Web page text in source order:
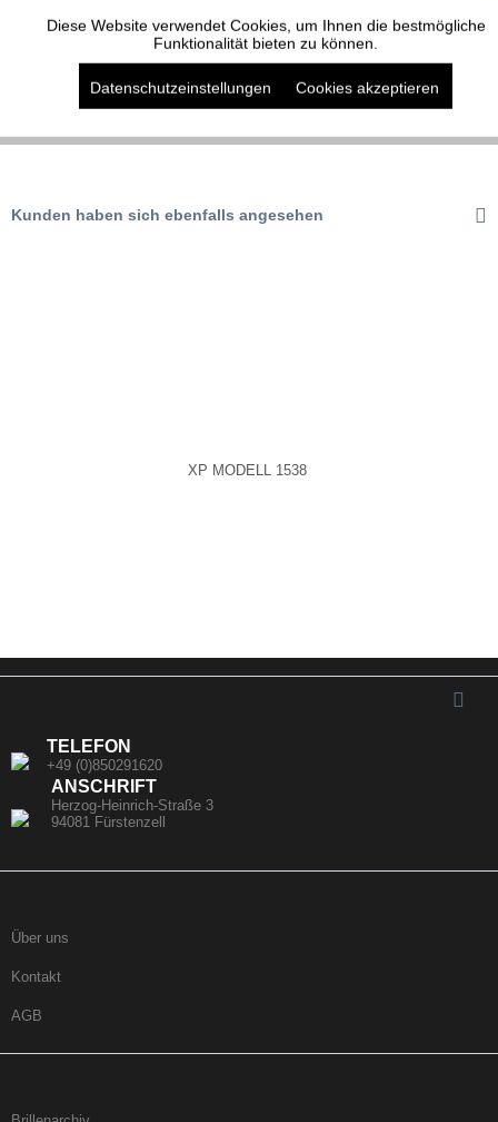
Kunden haben sich ebenfalls angesehen
XP MODELL 1538
TELEFON
+49 (0)850291620
ANSCHRIFT
Herzog-Heinrich-Straße 3
94081 Fürstenzell
Über uns
Kontakt
AGB
Funktionale Aktiv
Marketing Aktiv
Diese Website verwendet Cookies, um Ihnen die bestmögliche
Funktionalität bieten zu können.
Datenschutzeinstellungen Cookies akzeptieren